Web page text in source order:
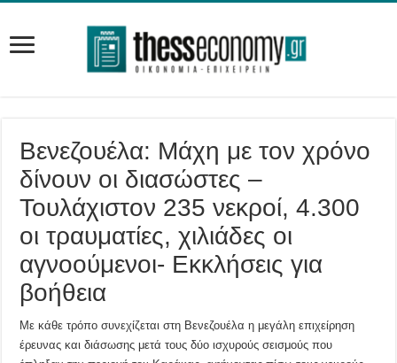
Βενεζουέλα: Μάχη με τον χρόνο
δίνουν οι διασώστες –
Τουλάχιστον 235 νεκροί, 4.300
οι τραυματίες, χιλιάδες οι
αγνοούμενοι- Εκκλήσεις για
βοήθεια
Με κάθε τρόπο συνεχίζεται στη Βενεζουέλα η μεγάλη επιχείρηση
έρευνας και διάσωσης μετά τους δύο ισχυρούς σεισμούς που